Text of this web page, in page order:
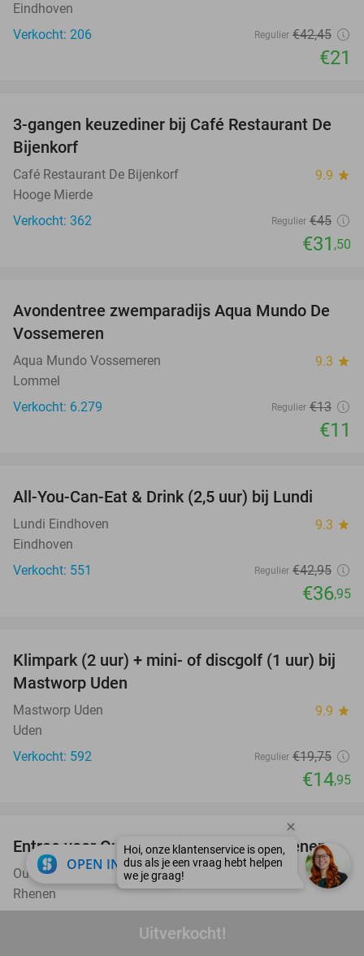
Uitverkocht!
Eindhoven
Verkocht: 206
Regulier €42,45
€21
30%
3-gangen keuzediner bij Café Restaurant De
Bijenkorf
Café Restaurant De Bijenkorf 9.9 star
Hooge Mierde
Verkocht: 362
Regulier €45
€31 ,50
15%
Avondentree zwemparadijs Aqua Mundo De
Vossemeren
Aqua Mundo Vossemeren 9.3 star
Lommel
Verkocht: 6.279
Regulier €13
€11
All-You-Can-Eat & Drink (2,5 uur) bij Lundi
Lundi Eindhoven 9.3 star
Eindhoven
Verkocht: 551
Regulier €42,95
€36,95
24%
Klimpark (2 uur) + mini- of discgolf (1 uur) bij
Mastworp Uden
Mastworp Uden 9.9 star
Uden
Verkocht: 592
Regulier €19,75
€14,95
19%
Entree voor Ouwehands Dierenpark Rhenen
Ouwehands Dierenpark Rhenen 9.5star
Rhenen
OPEN IN APP close